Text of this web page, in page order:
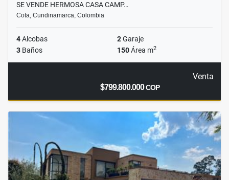
SE VENDE HERMOSA CASA CAMP…
Cota, Cundinamarca, Colombia
4Alcobas 2Garaje
3 Baños 150Área m2
Venta
$799.800.000COP